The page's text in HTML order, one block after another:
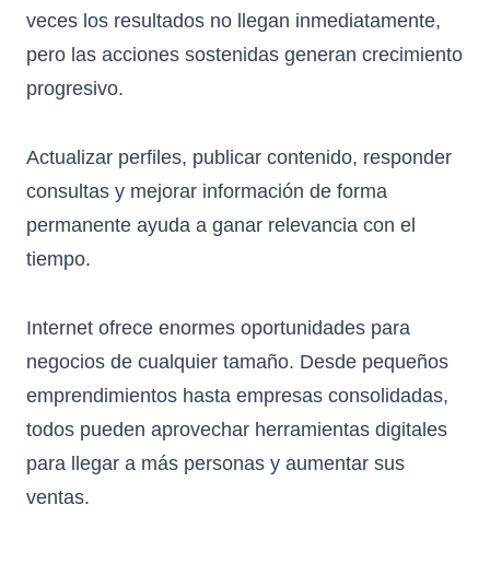
veces los resultados no llegan inmediatamente,
pero las acciones sostenidas generan crecimiento
progresivo.
Actualizar perfiles, publicar contenido, responder
consultas y mejorar información de forma
permanente ayuda a ganar relevancia con el
tiempo.
Internet ofrece enormes oportunidades para
negocios de cualquier tamaño. Desde pequeños
emprendimientos hasta empresas consolidadas,
todos pueden aprovechar herramientas digitales
para llegar a más personas y aumentar sus
ventas.